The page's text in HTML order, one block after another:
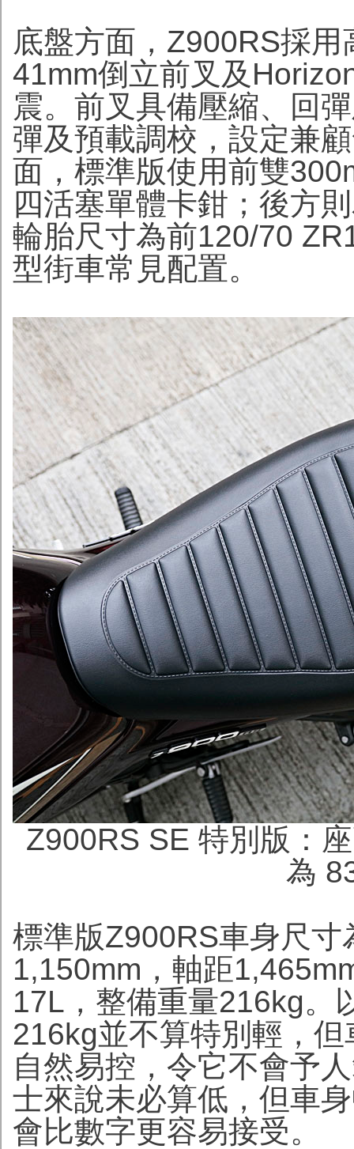
底盤方面，Z900RS採
41mm倒立前叉及
震。前叉具備壓縮、回
彈及預載調校，設定兼
面，標準版使用前雙
四活塞單體卡鉗；後方
輪胎尺寸為前120/70
型街車常見配置。
Z900RS SE 特別版：
為
標準版Z900RS車身尺
1,150mm，軸距
17L，整備重量216kg。
216kg並不算特別輕，
自然易控，令它不會予
士來說未必算低，但車
會比數字更容易接受。